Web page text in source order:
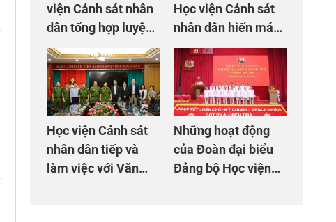
viện Cảnh sát nhân
dân tổng hợp luyện
màn Trống hội chào
mừng Đại hội Đảng
Học viện Cảnh sát
nhân dân hiến máu
giúp dân và đồng
đội
Học viện Cảnh sát
nhân dân tiếp và
làm việc với Văn
Những hoạt động
của Đoàn đại biểu
Đảng bộ Học viện